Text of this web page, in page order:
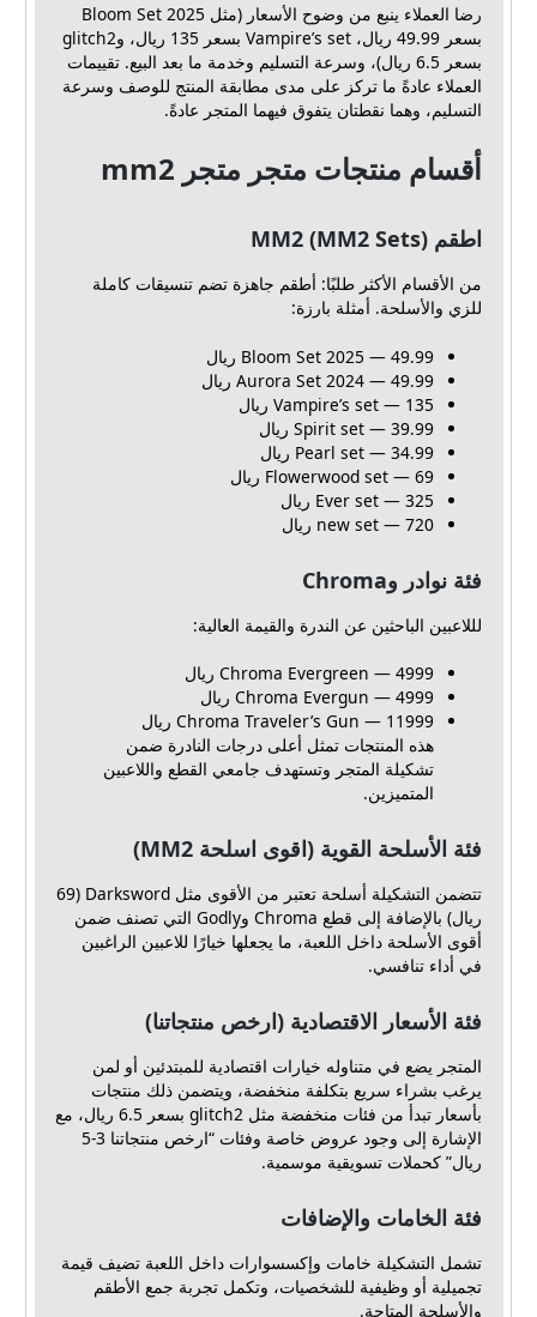
رضا العملاء ينبع من وضوح الأسعار (مثل Bloom Set 2025
بسعر 49.99 ريال، Vampire’s set بسعر 135 ريال، وglitch2
بسعر 6.5 ريال)، وسرعة التسليم وخدمة ما بعد البيع. تقييمات
العملاء عادةً ما تركز على مدى مطابقة المنتج للوصف وسرعة
التسليم، وهما نقطتان يتفوق فيهما المتجر عادةً.
أقسام منتجات متجر متجر mm2
اطقم MM2 (MM2 Sets)
من الأقسام الأكثر طلبًا: أطقم جاهزة تضم تنسيقات كاملة
للزي والأسلحة. أمثلة بارزة:
Bloom Set 2025 — 49.99 ريال
Aurora Set 2024 — 49.99 ريال
Vampire’s set — 135 ريال
Spirit set — 39.99 ريال
Pearl set — 34.99 ريال
Flowerwood set — 69 ريال
Ever set — 325 ريال
new set — 720 ريال
فئة نوادر وChroma
لللاعبين الباحثين عن الندرة والقيمة العالية:
Chroma Evergreen — 4999 ريال
Chroma Evergun — 4999 ريال
Chroma Traveler’s Gun — 11999 ريال
هذه المنتجات تمثل أعلى درجات النادرة ضمن
تشكيلة المتجر وتستهدف جامعي القطع واللاعبين
المتميزين.
فئة الأسلحة القوية (اقوى اسلحة MM2)
تتضمن التشكيلة أسلحة تعتبر من الأقوى مثل Darksword (69
ريال) بالإضافة إلى قطع Chroma وGodly التي تصنف ضمن
أقوى الأسلحة داخل اللعبة، ما يجعلها خيارًا للاعبين الراغبين
في أداء تنافسي.
فئة الأسعار الاقتصادية (ارخص منتجاتنا)
المتجر يضع في متناوله خيارات اقتصادية للمبتدئين أو لمن
يرغب بشراء سريع بتكلفة منخفضة، ويتضمن ذلك منتجات
بأسعار تبدأ من فئات منخفضة مثل glitch2 بسعر 6.5 ريال، مع
الإشارة إلى وجود عروض خاصة وفئات “ارخص منتجاتنا 3-5
ريال” كحملات تسويقية موسمية.
فئة الخامات والإضافات
تشمل التشكيلة خامات وإكسسوارات داخل اللعبة تضيف قيمة
تجميلية أو وظيفية للشخصيات، وتكمل تجربة جمع الأطقم
والأسلحة المتاحة.